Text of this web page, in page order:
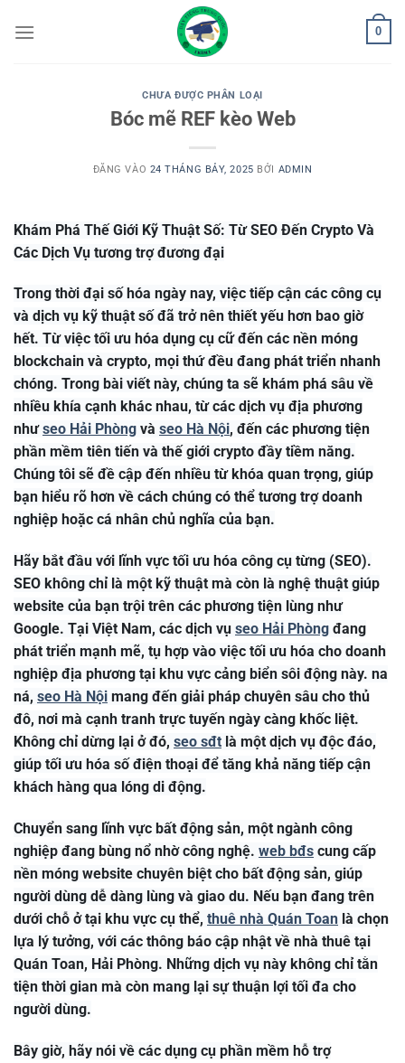
qua
0
CHƯA ĐƯỢC PHÂN LOẠI
Bóc mẽ REF kèo Web
ĐĂNG VÀO 24 THÁNG BẢY, 2025 BỞI ADMIN
Khám Phá Thế Giới Kỹ Thuật Số: Từ SEO Đến Crypto Và
Các Dịch Vụ tương trợ đương đại
Trong thời đại số hóa ngày nay, việc tiếp cận các công cụ
và dịch vụ kỹ thuật số đã trở nên thiết yếu hơn bao giờ
hết. Từ việc tối ưu hóa dụng cụ cữ đến các nền móng
blockchain và crypto, mọi thứ đều đang phát triển nhanh
chóng. Trong bài viết này, chúng ta sẽ khám phá sâu về
nhiều khía cạnh khác nhau, từ các dịch vụ địa phương
nhưseo Hải Phòng và seo Hà Nội, đến các phương tiện
phần mềm tiên tiến và thế giới crypto đầy tiềm năng.
Chúng tôi sẽ đề cập đến nhiều từ khóa quan trọng, giúp
bạn hiểu rõ hơn về cách chúng có thể tương trợ doanh
nghiệp hoặc cá nhân chủ nghĩa của bạn.
Hãy bắt đầu với lĩnh vực tối ưu hóa công cụ từng (SEO).
SEO không chỉ là một kỹ thuật mà còn là nghệ thuật giúp
website của bạn trội trên các phương tiện lùng như
Google. Tại Việt Nam, các dịch vụ seo Hải Phòng đang
phát triển mạnh mẽ, tụ hợp vào việc tối ưu hóa cho doanh
nghiệp địa phương tại khu vực cảng biển sôi động này. na
ná, seo Hà Nội mang đến giải pháp chuyên sâu cho thủ
đô, nơi mà cạnh tranh trực tuyến ngày càng khốc liệt.
Không chỉ dừng lại ở đó, seo sđt là một dịch vụ độc đáo,
giúp tối ưu hóa số điện thoại để tăng khả năng tiếp cận
khách hàng qua lóng di động.
Chuyển sang lĩnh vực bất động sản, một ngành công
nghiệp đang bùng nổ nhờ công nghệ. web bđs cung cấp
nền móng website chuyên biệt cho bất động sản, giúp
người dùng dễ dàng lùng và giao du. Nếu bạn đang trên
dưới chỗ ở tại khu vực cụ thể, thuê nhà Quán Toan là chọn
lựa lý tưởng, với các thông báo cập nhật về nhà thuê tại
Quán Toan, Hải Phòng. Những dịch vụ này không chỉ tằn
tiện thời gian mà còn mang lại sự thuận lợi tối đa cho
người dùng.
Bây giờ, hãy nói về các dụng cụ phần mềm hỗ trợ